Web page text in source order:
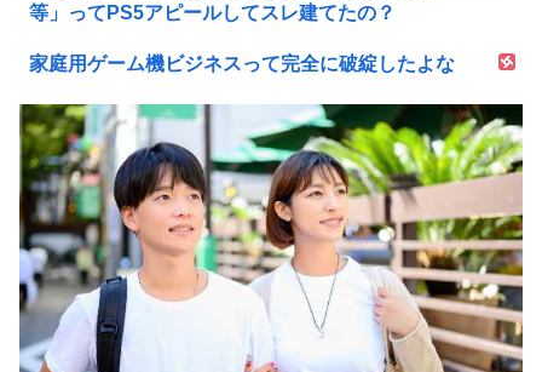
等」ってPS5アピールしてスレ建てたの？
家庭用ゲーム機ビジネスって完全に破綻したよな